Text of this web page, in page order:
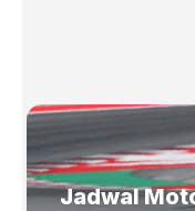
Jadwal